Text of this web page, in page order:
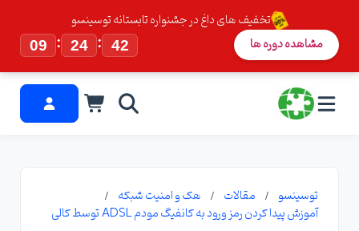
تخفیف های داغ در جشنواره تابستانه توسینسو
09
: 24 : 41 مشاهده دوره ها
توسینسو مقالات
هک و امنیت شبکه
آموزش پیدا کردن رمز ورود به کانفیگ مودم ADSL توسط کالی